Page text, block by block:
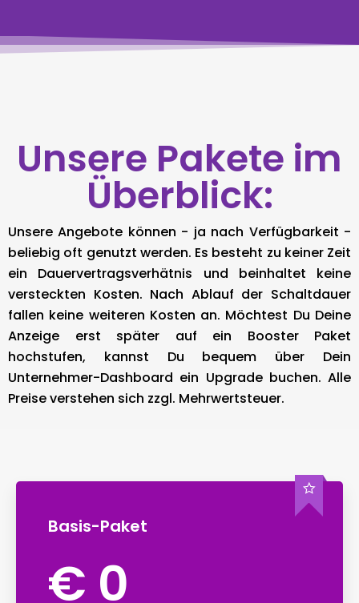
Unsere Pakete im
Überblick:
Unsere Angebote können - ja nach Verfügbarkeit -
beliebig oft genutzt werden. Es besteht zu keiner Zeit
ein Dauervertragsverhätnis und beinhaltet keine
versteckten Kosten. Nach Ablauf der Schaltdauer
fallen keine weiteren Kosten an. Möchtest Du Deine
Anzeige erst später auf ein Booster Paket
hochstufen, kannst Du bequem über Dein
Unternehmer-Dashboard ein Upgrade buchen. Alle
Preise verstehen sich zzgl. Mehrwertsteuer.
Basis-Paket
€ 0